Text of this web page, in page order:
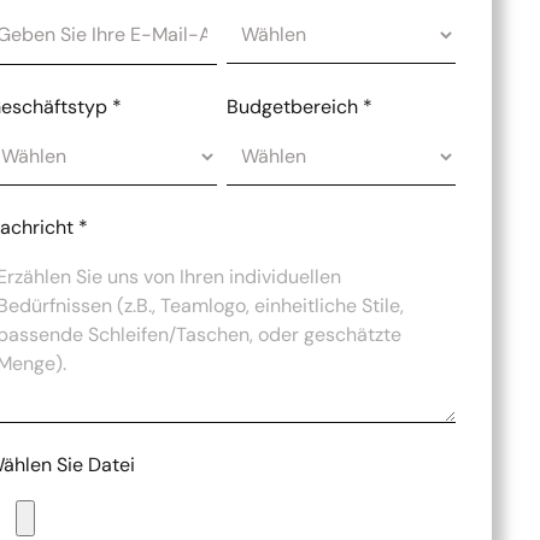
* Budgetbereich *
*
Sie Datei